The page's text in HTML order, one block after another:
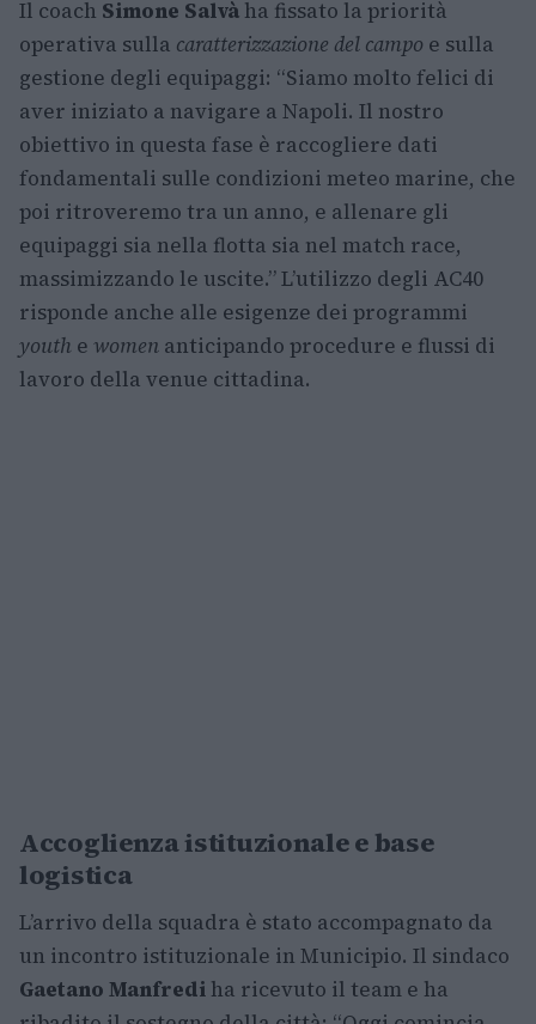
Il coach Simone Salvà ha fissato la priorità
operativa sulla caratterizzazione del campo e sulla
gestione degli equipaggi: “Siamo molto felici di
aver iniziato a navigare a Napoli. Il nostro
obiettivo in questa fase è raccogliere dati
fondamentali sulle condizioni meteo marine, che
poi ritroveremo tra un anno, e allenare gli
equipaggi sia nella flotta sia nel match race,
massimizzando le uscite.” L’utilizzo degli AC40
risponde anche alle esigenze dei programmi
youth e women anticipando procedure e flussi di
lavoro della venue cittadina.
Accoglienza istituzionale e base
logistica
L’arrivo della squadra è stato accompagnato da
un incontro istituzionale in Municipio. Il sindaco
Gaetano Manfredi ha ricevuto il team e ha